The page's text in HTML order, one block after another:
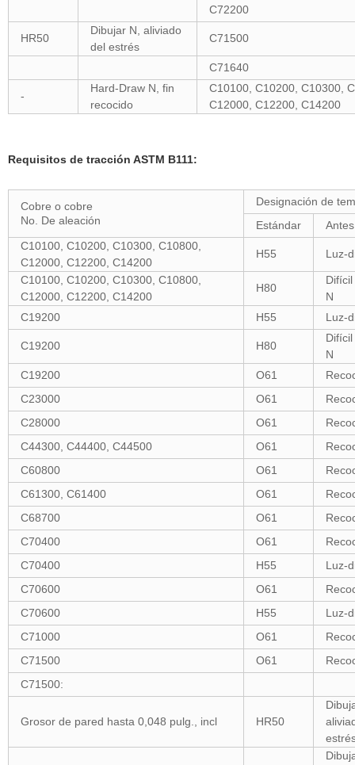
C72200
HR50
Dibujar N, aliviado
del estrés
C71500
C71640
-
Hard-Draw N, fin
recocido
C10100, C10200, C10300,
C12000, C12200, C14200
Requisitos de tracción ASTM B111:
Cobre o cobre
No. De aleación
Designación de
Estándar
Antes
C10100, C10200, C10300, C10800,
C12000, C12200, C14200
H55 Luz-
C10100, C10200, C10300, C10800,
C12000, C12200, C14200
H80
N
C19200
H55 Luz-
C19200 H80
N
C19200
O61
C23000
O61
C28000
O61
C44300, C44400, C44500
O61
C60800
O61
C61300, C61400
O61
C68700
O61
C70400
O61
C70400
H55
Luz-
C70600
O61
C70600
H55
Luz-
C71000
O61
C71500
O61
C71500:
Grosor de pared hasta 0,048 pulg., incl HR50